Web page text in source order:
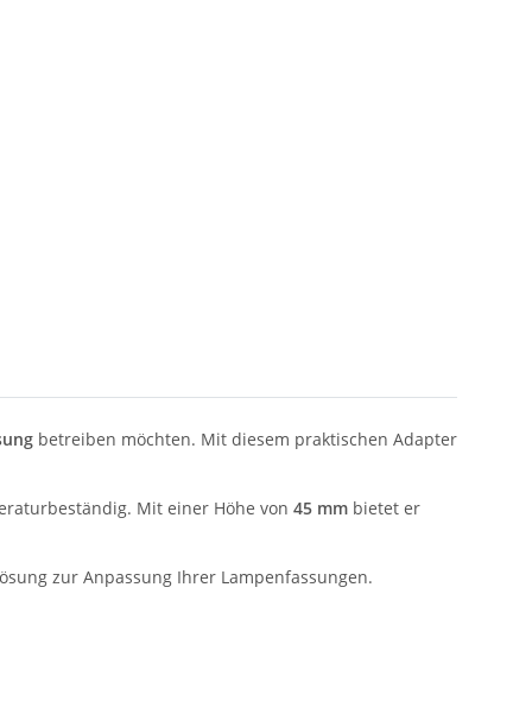
betreiben möchten. Mit diesem praktischen Adapter
Mit einer Höhe von 45 mm bietet er
zur Anpassung Ihrer Lampenfassungen.